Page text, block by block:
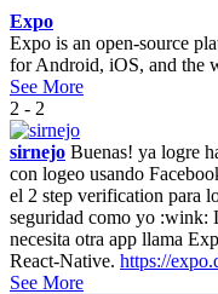
Expo
Expo is an open-source
for Android, iOS, and the
See More
2 - 2
sirnejo Buenas! ya logre
con logeo usando
el 2 step verification para
seguridad como yo :wink:
necesita otra app llama
React-Native. https://
See More